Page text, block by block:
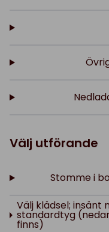
Välj utförande
Stomme i
Välj klädsel;
standardtyg
finns)